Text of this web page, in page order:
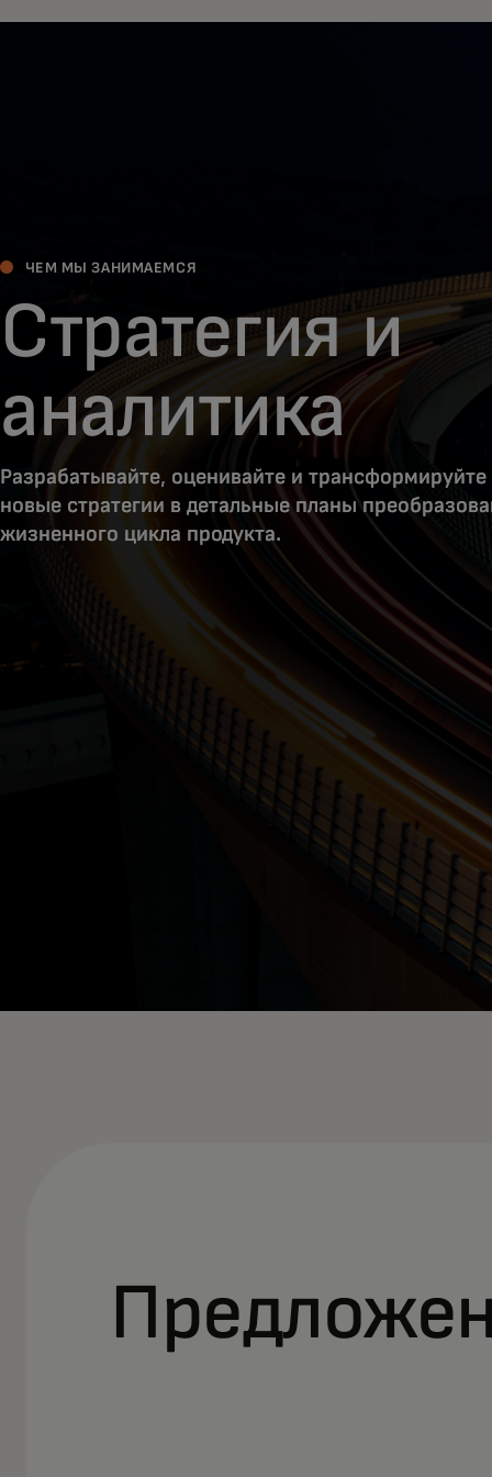
ЧЕМ МЫ ЗАНИМАЕМСЯ
Стратегия и
аналитика
Разрабатывайте, оценивайте и
новые стратегии в детальные планы
жизненного цикла продукта.